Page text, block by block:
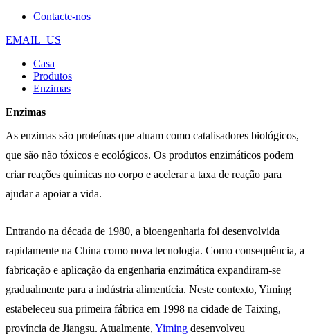
Contacte-nos
EMAIL_US
Casa
Produtos
Enzimas
Enzimas
As enzimas são proteínas que atuam como catalisadores biológicos,
que são não tóxicos e ecológicos. Os produtos enzimáticos podem
criar reações químicas no corpo e acelerar a taxa de reação para
ajudar a apoiar a vida.
Entrando na década de 1980, a bioengenharia foi desenvolvida
rapidamente na China como nova tecnologia. Como consequência, a
fabricação e aplicação da engenharia enzimática expandiram-se
gradualmente para a indústria alimentícia. Neste contexto, Yiming
estabeleceu sua primeira fábrica em 1998 na cidade de Taixing,
província de Jiangsu. Atualmente, Yiming desenvolveu